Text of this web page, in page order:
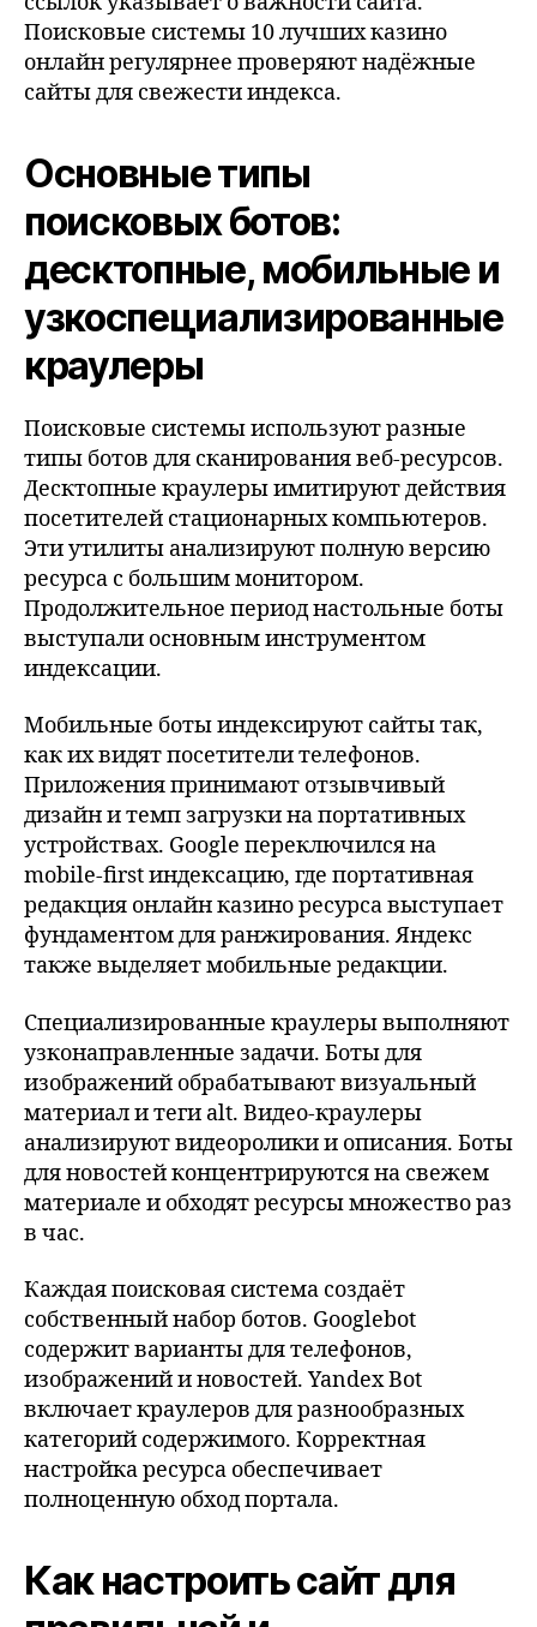
Поисковые системы 10 лучших казино
онлайн регулярнее проверяют надёжные
сайты для свежести индекса.
Основные типы
поисковых ботов:
десктопные, мобильные и
узкоспециализированные
краулеры
Поисковые системы используют разные
типы ботов для сканирования веб-ресурсов.
Десктопные краулеры имитируют действия
посетителей стационарных компьютеров.
Эти утилиты анализируют полную версию
ресурса с большим монитором.
Продолжительное период настольные боты
выступали основным инструментом
индексации.
Мобильные боты индексируют сайты так,
как их видят посетители телефонов.
Приложения принимают отзывчивый
дизайн и темп загрузки на портативных
устройствах. Google переключился на
mobile-first индексацию, где портативная
редакция онлайн казино ресурса выступает
фундаментом для ранжирования. Яндекс
также выделяет мобильные редакции.
Специализированные краулеры выполняют
узконаправленные задачи. Боты для
изображений обрабатывают визуальный
материал и теги alt. Видео-краулеры
анализируют видеоролики и описания. Боты
для новостей концентрируются на свежем
материале и обходят ресурсы множество раз
в час.
Каждая поисковая система создаёт
собственный набор ботов. Googlebot
содержит варианты для телефонов,
изображений и новостей. Yandex Bot
включает краулеров для разнообразных
категорий содержимого. Корректная
настройка ресурса обеспечивает
полноценную обход портала.
Как настроить сайт для